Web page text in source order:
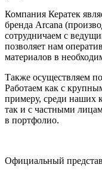
Компания Кератек
бренда Arcana
сотрудничаем с
позволяет нам
материалов в
Также осуществляем
Работаем как с
примеру, среди наших
так и с частными
в портфолио.
Официальный